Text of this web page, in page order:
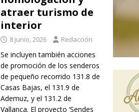
atraer turismo de
interior
8 junio, 2026 Redacción
Se incluyen también acciones
de promoción de los senderos
de pequeño recorrido 131.8 de
Casas Bajas, el 131.9 de
Ademuz, y el 131.2 de
Vallanca. El proyecto ‘Sendes